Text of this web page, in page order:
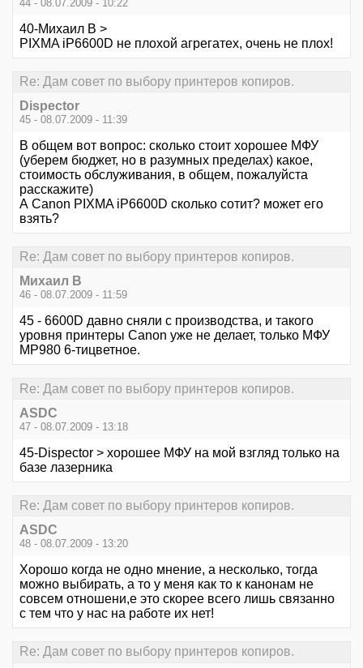
44 - 08.07.2009 - 10:22
40-Михаил В >
PIXMA iP6600D не плохой агрегатех, очень не плох!
Re: Дам совет по выбору принтеров копиров.
Dispector
45 - 08.07.2009 - 11:39
В общем вот вопрос: сколько стоит хорошее МФУ
(уберем бюджет, но в разумных пределах) какое,
стоимость обслуживания, в общем, пожалуйста
расскажите)
А Саnon PIXMA iP6600D сколько сотит? может его
взять?
Re: Дам совет по выбору принтеров копиров.
Михаил В
46 - 08.07.2009 - 11:59
45 - 6600D давно сняли с производства, и такого
уровня принтеры Canon уже не делает, только МФУ
MP980 6-тицветное.
Re: Дам совет по выбору принтеров копиров.
ASDC
47 - 08.07.2009 - 13:18
45-Dispector > хорошее МФУ на мой взгляд только на
базе лазерника
Re: Дам совет по выбору принтеров копиров.
ASDC
48 - 08.07.2009 - 13:20
Хорошо когда не одно мнение, а несколько, тогда
можно выбирать, а то у меня как то к канонам не
совсем отношени,е это скорее всего лишь связанно
с тем что у нас на работе их нет!
Re: Дам совет по выбору принтеров копиров.